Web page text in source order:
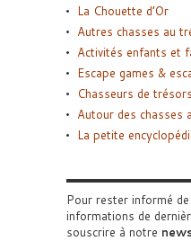
La Chouette d’Or
Autres chasses au
Activités enfants et
Escape games &
Chasseurs de
Autour des chasses
La petite
Pour rester informé
informations de
souscrire à notre